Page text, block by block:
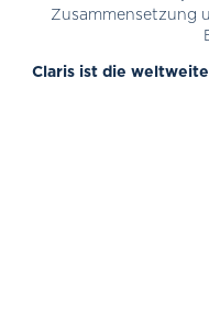
Zusammensetzung
Claris ist die